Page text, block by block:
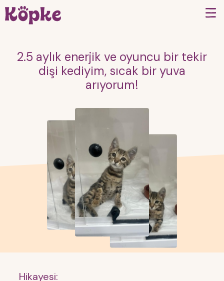
2.5 aylık enerjik ve oyuncu bir tekir
dişi kediyim, sıcak bir yuva
arıyorum!
Hikayesi: